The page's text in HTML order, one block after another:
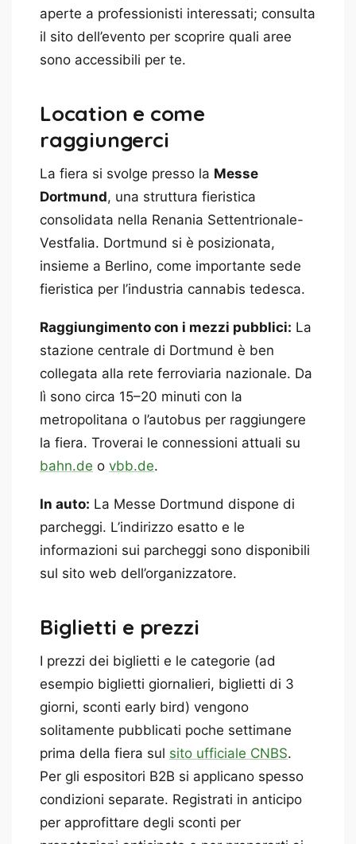
aperte a professionisti interessati; consulta
il sito dell’evento per scoprire quali aree
sono accessibili per te.
Location e come
raggiungerci
La fiera si svolge presso la Messe
Dortmund, una struttura fieristica
consolidata nella Renania Settentrionale-
Vestfalia. Dortmund si è posizionata,
insieme a Berlino, come importante sede
fieristica per l’industria cannabis tedesca.
Raggiungimento con i mezzi pubblici: La
stazione centrale di Dortmund è ben
collegata alla rete ferroviaria nazionale. Da
lì sono circa 15–20 minuti con la
metropolitana o l’autobus per raggiungere
la fiera. Troverai le connessioni attuali su
bahn.de o vbb.de.
In auto: La Messe Dortmund dispone di
parcheggi. L’indirizzo esatto e le
informazioni sui parcheggi sono disponibili
sul sito web dell’organizzatore.
Biglietti e prezzi
I prezzi dei biglietti e le categorie (ad
esempio biglietti giornalieri, biglietti di 3
giorni, sconti early bird) vengono
solitamente pubblicati poche settimane
prima della fiera sul sito ufficiale CNBS.
Per gli espositori B2B si applicano spesso
condizioni separate. Registrati in anticipo
per approfittare degli sconti per